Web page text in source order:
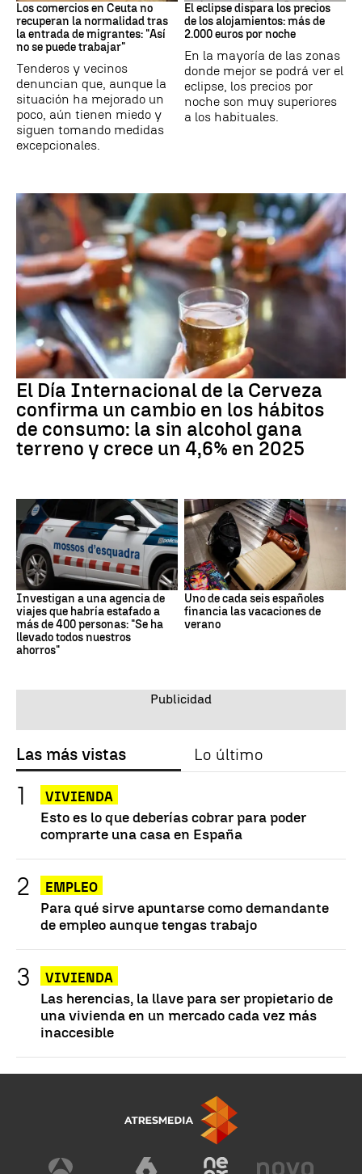
Los comercios en Ceuta no
recuperan la normalidad tras
la entrada de migrantes: "Así
no se puede trabajar"
Tenderos y vecinos
denuncian que, aunque la
situación ha mejorado un
poco, aún tienen miedo y
siguen tomando medidas
excepcionales.
El eclipse dispara los precios
de los alojamientos: más de
2.000 euros por noche
En la mayoría de las zonas
donde mejor se podrá ver el
eclipse, los precios por
noche son muy superiores
a los habituales.
El Día Internacional de la Cerveza
confirma un cambio en los hábitos
de consumo: la sin alcohol gana
terreno y crece un 4,6% en 2025
Investigan a una agencia de
viajes que habría estafado a
más de 400 personas: "Se ha
llevado todos nuestros
ahorros"
Uno de cada seis españoles
financia las vacaciones de
verano
Las más vistas Lo último
VIVIENDA
Esto es lo que deberías cobrar para poder
comprarte una casa en España
EMPLEO
Para qué sirve apuntarse como demandante
de empleo aunque tengas trabajo
VIVIENDA
Las herencias, la llave para ser propietario de
una vivienda en un mercado cada vez más
inaccesible